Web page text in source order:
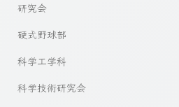
研究会
硬式野球部
科学工学科
科学技術研究会